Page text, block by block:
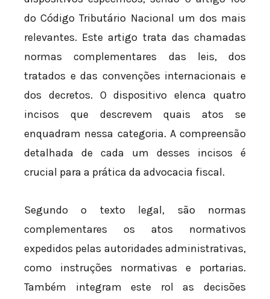
do Código Tributário Nacional um dos mais
relevantes. Este artigo trata das chamadas
normas complementares das leis, dos
tratados e das convenções internacionais e
dos decretos. O dispositivo elenca quatro
incisos que descrevem quais atos se
enquadram nessa categoria. A compreensão
detalhada de cada um desses incisos é
crucial para a prática da advocacia fiscal.
Segundo o texto legal, são normas
complementares os atos normativos
expedidos pelas autoridades administrativas,
como instruções normativas e portarias.
Também integram este rol as decisões